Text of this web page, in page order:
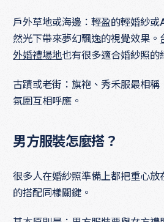
戶外草地或海邊：輕盈的輕婚紗或
然光下帶來夢幻飄逸的視覺效果。
外婚禮場地也有很多適合婚紗照的
古蹟或老街：旗袍、秀禾服最相稱
氛圍互相呼應。
男方服裝怎麼搭？
很多人在婚紗照準備上都把重心
的搭配同樣關鍵。